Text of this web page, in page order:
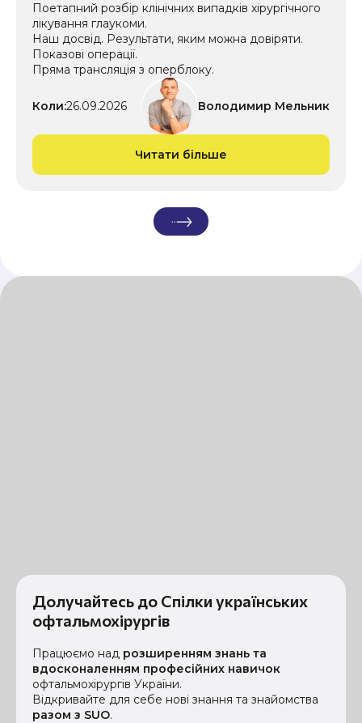
Поетапний розбір клінічних випадків хірургічного
лікування глаукоми.
Наш досвід. Результати, яким можна довіряти.
Показові операції.
Пряма трансляція з оперблоку.
Коли:26.09.2026 Володимир Мельник
Читати більше
Долучайтесь до Спілки українських
офтальмохірургів
Працюємо над розширенням знань та
вдосконаленням професійних навичок
офтальмохірургів України.
Відкривайте для себе нові знання та знайомства
разом з SUO.